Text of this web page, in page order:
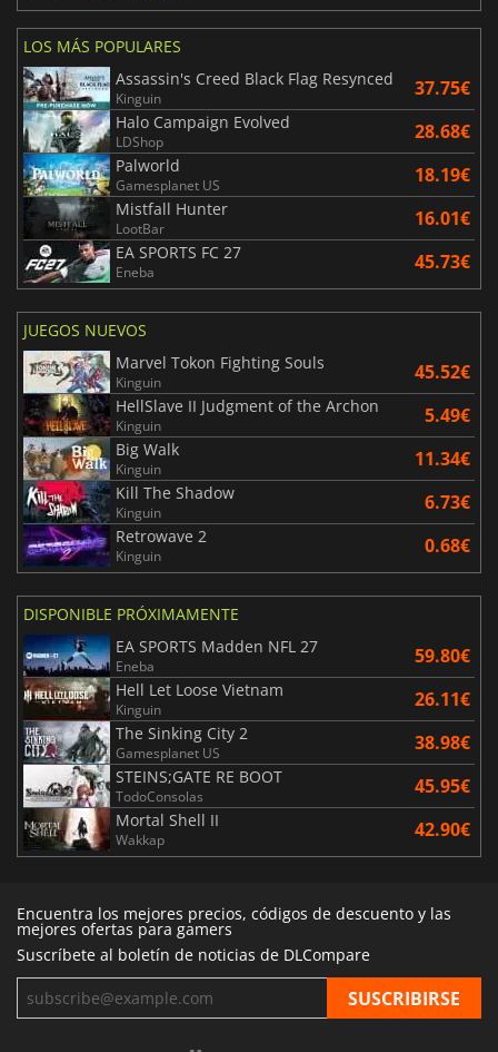
LOS MÁS POPULARES
Assassin's Creed Black Flag Resynced
Kinguin 37.75€
Halo Campaign Evolved
LDShop 28.68€
Palworld
Gamesplanet US 18.19€
Mistfall Hunter
LootBar 16.01€
EA SPORTS FC 27
Eneba 45.73€
JUEGOS NUEVOS
Marvel Tokon Fighting Souls
Kinguin 45.52€
HellSlave II Judgment of the Archon
Kinguin 5.49€
Big Walk
Kinguin 11.34€
Kill The Shadow
Kinguin 6.73€
Retrowave 2
Kinguin 0.68€
DISPONIBLE PRÓXIMAMENTE
EA SPORTS Madden NFL 27
Eneba 59.80€
Hell Let Loose Vietnam
Kinguin 26.11€
The Sinking City 2
Gamesplanet US 38.98€
STEINS;GATE RE BOOT
TodoConsolas 45.95€
Mortal Shell II
Wakkap 42.90€
Encuentra los mejores precios, códigos de descuento y las
mejores ofertas para gamers
Suscríbete al boletín de noticias de DLCompare